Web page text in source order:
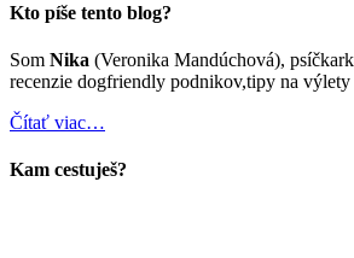
Kto píše tento blog?
Som Nika (Veronika Mandúchová),
recenzie dogfriendly podnikov,tipy na
Čítať viac…
Kam cestuješ?